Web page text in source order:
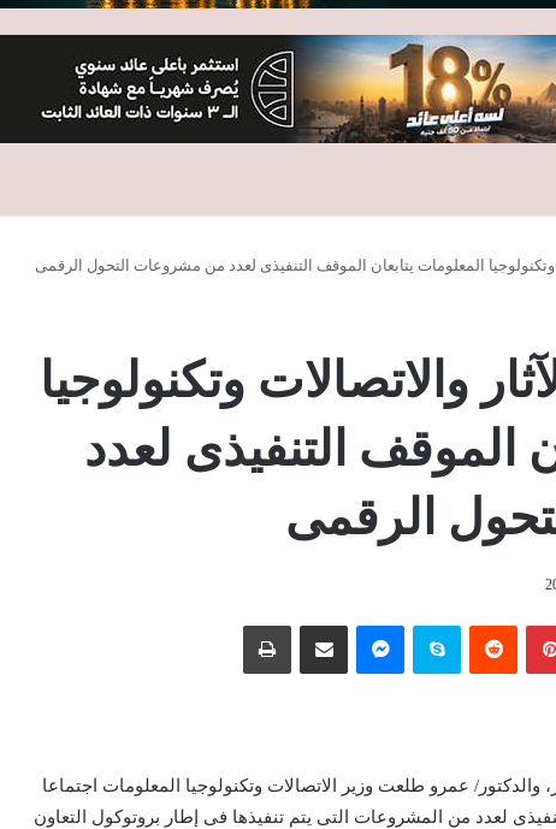
وتكنولوجيا المعلومات يتابعان الموقف التنفيذى لعدد من مشروعات التحول الرقمى
والاتصالات وتكنولوجيا
الموقف التنفيذى لعدد
الرقمى
بينتيريست سكايب
والدكتور/ عمرو طلعت وزير الاتصالات وتكنولوجيا المعلومات اجتماعا
لعدد من المشروعات التى يتم تنفيذها فى إطار بروتوكول التعاون